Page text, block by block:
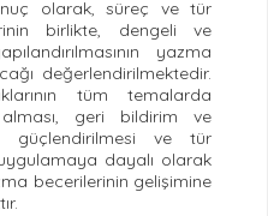
olarak, süreç ve tür
birlikte, dengeli ve
yazma
değerlendirilmektedir.
tüm temalarda
geri bildirim ve
güçlendirilmesi ve tür
dayalı olarak
becerilerinin gelişimine